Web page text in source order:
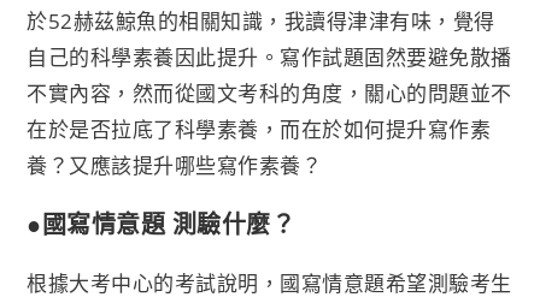
於52赫茲鯨魚的相關知識，我讀得津津有味，覺得
自己的科學素養因此提升。寫作試題固然要避免散播
不實內容，然而從國文考科的角度，關心的問題並不
在於是否拉底了科學素養，而在於如何提升寫作素
養？又應該提升哪些寫作素養？
●國寫情意題 測驗什麼？
根據大考中心的考試說明，國寫情意題希望測驗考生